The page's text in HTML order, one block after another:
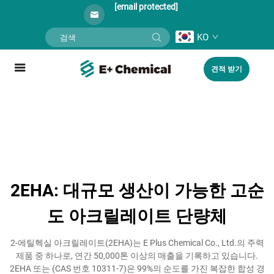
[email protected]
KO
견적 받기
2EHA: 대규모 생산이 가능한 고순
도 아크릴레이트 단량체
2-에틸헥실 아크릴레이트(2EHA)는 E Plus Chemical Co., Ltd.의 주력
제품 중 하나로, 연간 50,000톤 이상의 매출을 기록하고 있습니다.
2EHA 또는 (CAS 번호 10311-7)은 99%의 순도를 가진 복잡한 합성 경